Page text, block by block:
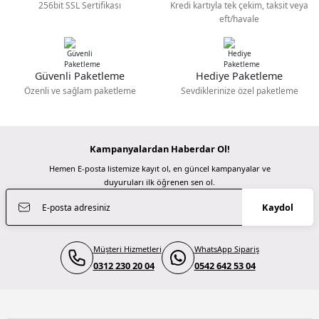
M... N... | 02/01/2026
Deneyimini Paylaş
799,00 TL 3.999,00 TL
Zhiyun
Zhiyun Tripod Trm02
Zhiyun
Zhiyun Smallrig Dual Handgrip For Crane 3S
Zhiyun Transmount Camera Belt (L)
550,00 TL
TÜKENDİ
Zhiyun
256bit SSL Sertifikası
Kredi kartıyla tek çekim, taksit veya
eft/havale
Güvenli Paketleme
Özenli ve sağlam paketleme
Hediye Paketleme
Sevdiklerinize özel paketleme
Kampanyalardan Haberdar Ol!
Hemen E-posta listemize kayıt ol, en güncel kampanyalar ve
duyuruları ilk öğrenen sen ol.
Kaydol
Müşteri Hizmetleri
0312 230 20 04
WhatsApp Sipariş
0542 642 53 04